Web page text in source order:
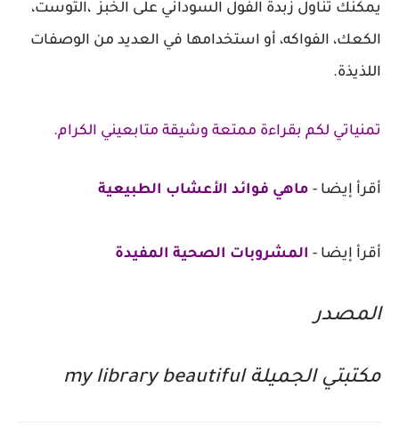
يمكنك تناول زبدة الفول السوداني على الخبز ،التوست،
الكعك، الفواكه، أو استخدامها في العديد من الوصفات
اللذيذة.
تمنياتي لكم بقراءة ممتعة وشيقة متابعيني الكرام.
أقرأ إيضا - ماهي فوائد الأعشاب الطبيعية
أقرأ إيضا - المشروبات الصحية المفيدة
المصدر
مكتبتي الجميلة my library beautiful